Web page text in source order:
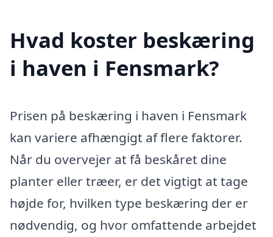
Hvad koster beskæring
i haven i Fensmark?
Prisen på beskæring i haven i Fensmark
kan variere afhængigt af flere faktorer.
Når du overvejer at få beskåret dine
planter eller træer, er det vigtigt at tage
højde for, hvilken type beskæring der er
nødvendig, og hvor omfattende arbejdet